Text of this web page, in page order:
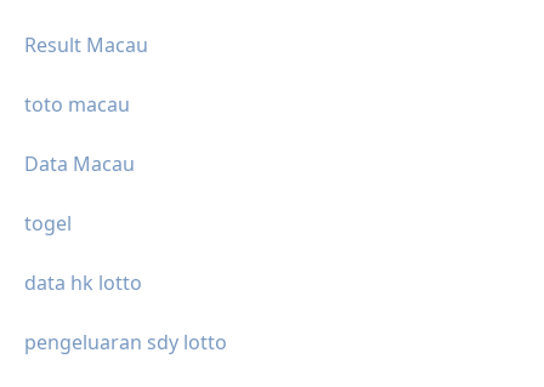
Result Macau
toto macau
Data Macau
togel
data hk lotto
pengeluaran sdy lotto